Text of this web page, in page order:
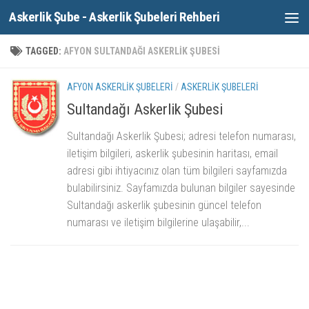
Skip to content
Askerlik Şube - Askerlik Şubeleri Rehberi
TAGGED: AFYON SULTANDAĞI ASKERLIK ŞUBESI
AFYON ASKERLIK ŞUBELERI / ASKERLIK ŞUBELERI
Sultandağı Askerlik Şubesi
Sultandağı Askerlik Şubesi; adresi telefon numarası,
iletişim bilgileri, askerlik şubesinin haritası, email
adresi gibi ihtiyacınız olan tüm bilgileri sayfamızda
bulabilirsiniz. Sayfamızda bulunan bilgiler sayesinde
Sultandağı askerlik şubesinin güncel telefon
numarası ve iletişim bilgilerine ulaşabilir,...